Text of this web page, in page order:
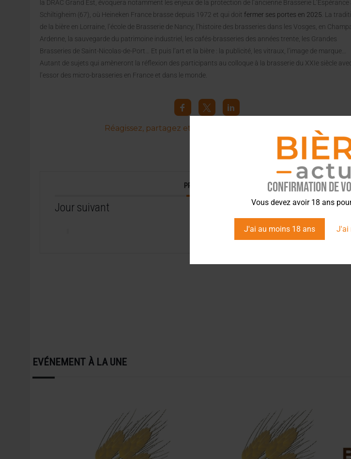
Confirmation de
Vous devez avoir 18 ans
J'ai au moins 18 ans J'ai
la DRAC Grand Est, évoquera notamment les enjeux de la protection de l’ancienne Brasserie L’Espérance
Schiltigheim (67), où Heineken France brasse depuis 1972 et qui doit fermer ses portes en 2025 . La
de la bière en Lorraine, l’école de Brasserie de Nancy, l’histoire des brasseries dans les Vosges, en
Ardenne, la sauvegarde du patrimoine industriel, les cafés-brasseries des années trente, les Grandes
Brasseries de Saint-Nicolas-de-Port… Et puis l’art et la bière : la publicité, les vitraux, l’image de marque…
Autant de sujets qui amèneront la réflexion des participants au colloque à la brasserie du XXIe siècle
l’essor des micro-brasseries en France et dans le monde.
Réagissez, partagez et commentez l’info brassicole.
PROGRAMME
Jour suivant
EVÉNEMENT À LA UNE